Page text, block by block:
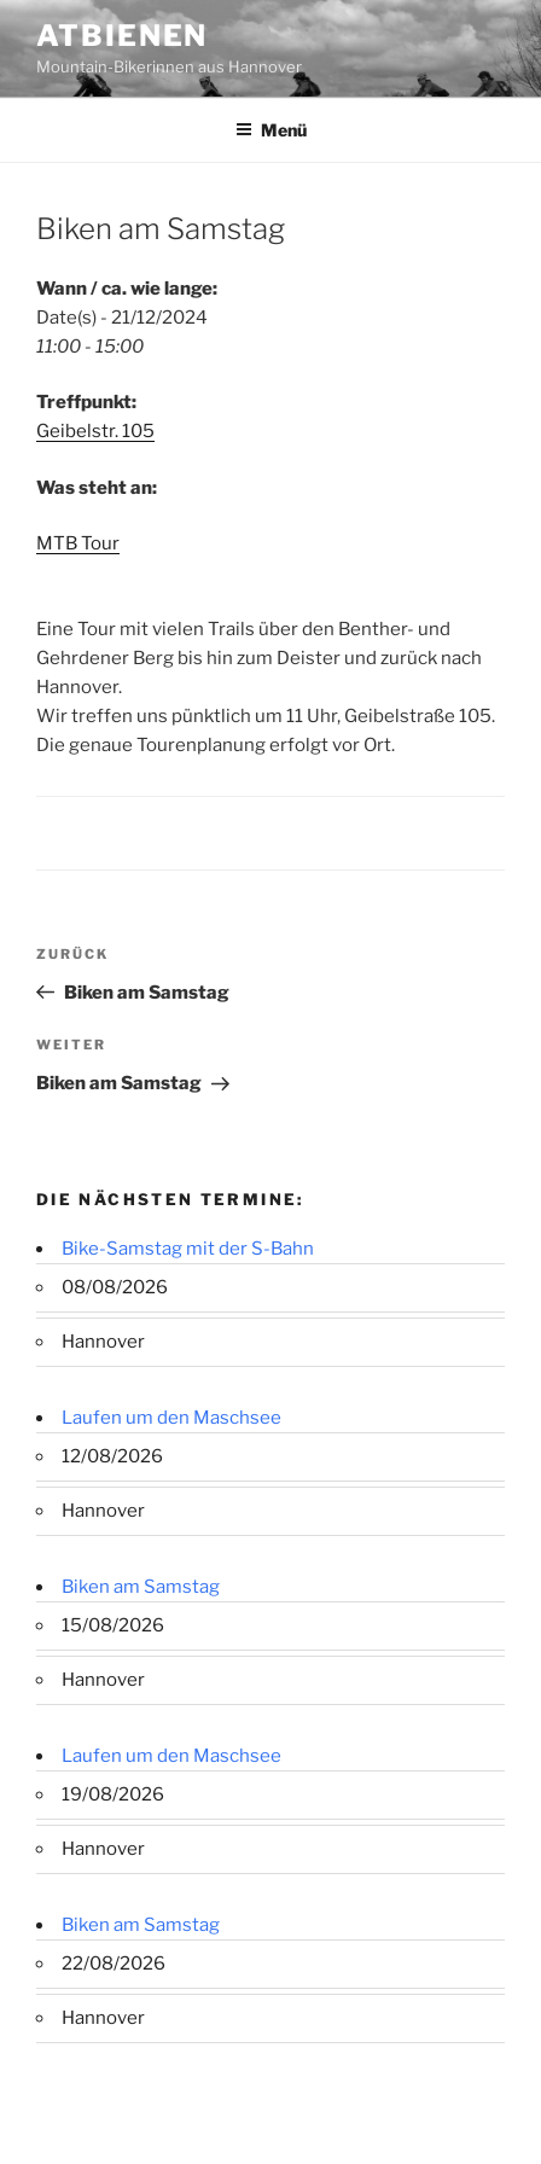
Zum
Inhalt
springen
ATBIENEN
Mountain-Bikerinnen aus Hannover
Menü
Biken am Samstag
Wann / ca. wie lange:
Date(s) - 21/12/2024
11:00 - 15:00
Treffpunkt:
Geibelstr. 105
Was steht an:
MTB Tour
Eine Tour mit vielen Trails über den Benther- und
Gehrdener Berg bis hin zum Deister und zurück nach
Hannover.
Wir treffen uns pünktlich um 11 Uhr, Geibelstraße 105.
Die genaue Tourenplanung erfolgt vor Ort.
Beitragsnavigation
Vorheriger
Beitrag
ZURÜCK
Biken am Samstag
Nächster
Beitrag
WEITER
Biken am Samstag
DIE NÄCHSTEN TERMINE:
Bike-Samstag mit der S-Bahn
08/08/2026
Hannover
Laufen um den Maschsee
12/08/2026
Hannover
Biken am Samstag
15/08/2026
Hannover
Laufen um den Maschsee
19/08/2026
Hannover
Biken am Samstag
22/08/2026
Hannover